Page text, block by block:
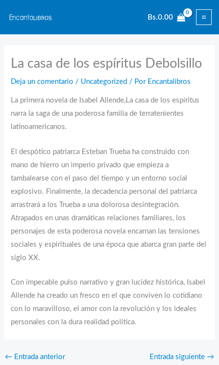
contenido
Bs.0.00
La casa de los espíritus Debolsillo
Deja un comentario / Uncategorized / Por Encantalibros
La primera novela de Isabel Allende,La casa de los espíritus
narra la saga de una poderosa familia de terratenientes
latinoamericanos.
El despótico patriarca Esteban Trueba ha construido con
mano de hierro un imperio privado que empieza a
tambalearse con el paso del tiempo y un entorno social
explosivo. Finalmente, la decadencia personal del patriarca
arrastrará a los Trueba a una dolorosa desintegración.
Atrapados en unas dramáticas relaciones familiares, los
personajes de esta poderosa novela encarnan las tensiones
sociales y espirituales de una época que abarca gran parte del
siglo XX.
Con impecable pulso narrativo y gran lucidez histórica, Isabel
Allende ha creado un fresco en el que conviven lo cotidiano
con lo maravilloso, el amor con la revolución y los ideales
personales con la dura realidad política.
← Entrada anterior Entrada siguiente →